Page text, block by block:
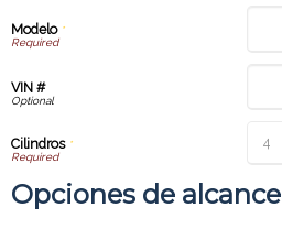
Modelo*
VIN #
Cilindros*
Opciones de alcance